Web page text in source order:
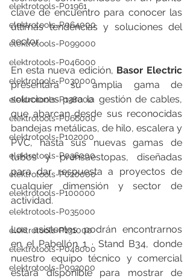
elektrotools-P01961
elektrotools-P064000
elektrotools-P099000
elektrotools-P046000
elektrotools-P030000
elektrotools-P138000
elektrotools-P066000
elektrotools-P102000
elektrotools-P036000
elektrotools-P020000
elektrotools-P100000
elektrotools-P035000
elektrotools-P131000
elektrotools-P048000
elektrotools-P092000
clave de encuentro para conocer las
últimas tendencias y soluciones del
sector.
En esta nueva edición,
presentará su amplia gama de
soluciones para la gestión de cables,
que abarcan desde sus reconocidas
bandejas metálicas, de hilo, escalera y
PVC, hasta sus nuevas gamas de
tubos y prensaestopas, diseñadas
para dar respuesta a proyectos de
cualquier dimensión y sector de
actividad.
Los asistentes podrán encontrarnos
en el Pabellón 1 · Stand B34, donde
nuestro equipo técnico y comercial
estará disponible para mostrar de